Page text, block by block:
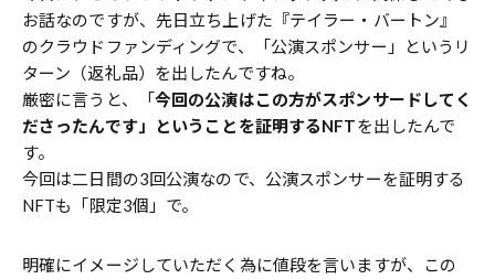
お話なのですが、先日立ち上げた『テイラー・バートン』
のクラウドファンディングで、「公演スポンサー」というリ
ターン（返礼品）を出したんですね。
厳密に言うと、「今回の公演はこの方がスポンサードしてく
ださったんです」ということを証明するNFTを出したんで
す。
今回は二日間の3回公演なので、公演スポンサーを証明する
NFTも「限定3個」で。
明確にイメージしていただく為に値段を言いますが、この